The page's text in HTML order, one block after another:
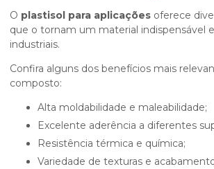
O plastisol para aplicações oferece
que o tornam um material indispensável
industriais.
Confira alguns dos benefícios mais
composto:
Alta moldabilidade e maleabilidade;
Excelente aderência a diferentes
Resistência térmica e química;
Variedade de texturas e